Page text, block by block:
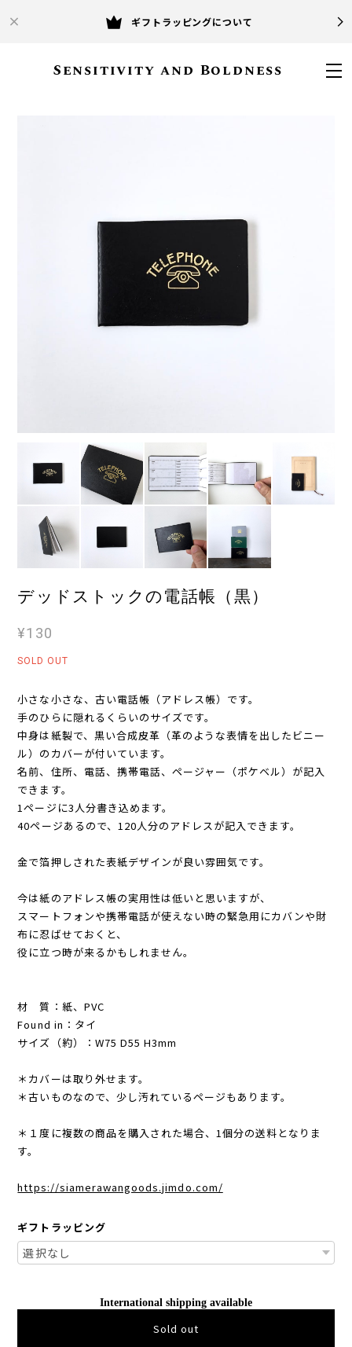
ギフトラッピングについて
Sensitivity and Boldness
デッドストックの電話帳（黒）
¥130
SOLD OUT
小さな小さな、古い電話帳（アドレス帳）です。
手のひらに隠れるくらいのサイズです。
中身は紙製で、黒い合成皮革（革のような表情を出したビニー
ル）のカバーが付いています。
名前、住所、電話、携帯電話、ページャー（ポケベル）が記入
できます。
1ページに3人分書き込めます。
40ページあるので、120人分のアドレスが記入できます。
金で箔押しされた表紙デザインが良い雰囲気です。
今は紙のアドレス帳の実用性は低いと思いますが、
スマートフォンや携帯電話が使えない時の緊急用にカバンや財
布に忍ばせておくと、
役に立つ時が来るかもしれません。
材 質：紙、PVC
Found in：タイ
サイズ（約）：W75 D55 H3mm
＊カバーは取り外せます。
＊古いものなので、少し汚れているページもあります。
＊１度に複数の商品を購入された場合、1個分の送料となりま
す。
https://siamerawangoods.jimdo.com/
ギフトラッピング
International shipping available
Sold out